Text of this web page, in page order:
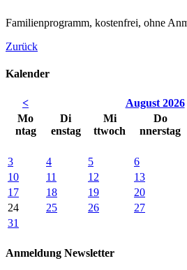
Familienprogramm, kostenfrei, ohne
Zurück
Kalender
< August 2026
Mo
ntag
Di
enstag
Mi
ttwoch
Do
nnerstag
3
4 5 6
10
11 12 13
17
18 19 20
24
25 26 27
31
Anmeldung Newsletter